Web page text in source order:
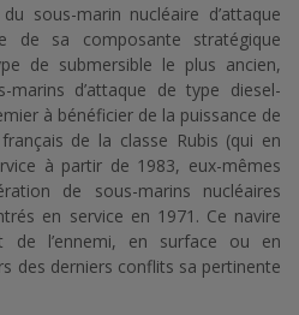
sous-marin nucléaire d’attaque
de sa composante stratégique
de submersible le plus ancien,
marins d’attaque de type diesel-
à bénéficier de la puissance de
de la classe Rubis (qui en
à partir de 1983, eux-mêmes
de sous-marins nucléaires
en service en 1971. Ce navire
de l’ennemi, en surface ou en
des derniers conflits sa pertinente